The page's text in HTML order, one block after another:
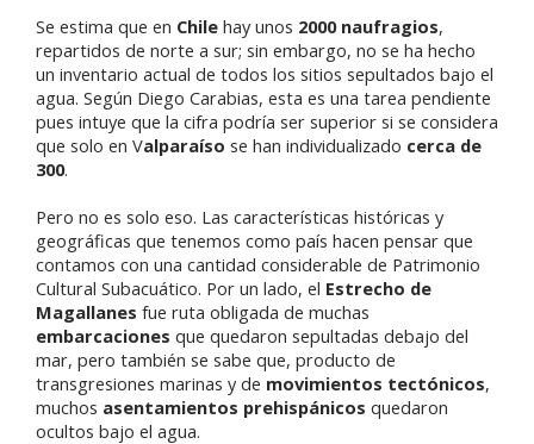
Se estima que en Chile hay unos 2000 naufragios,
repartidos de norte a sur; sin embargo, no se ha hecho
un inventario actual de todos los sitios sepultados bajo el
agua. Según Diego Carabias, esta es una tarea pendiente
pues intuye que la cifra podría ser superior si se considera
que solo en Valparaíso se han individualizado cerca de
300.
Pero no es solo eso. Las características históricas y
geográficas que tenemos como país hacen pensar que
contamos con una cantidad considerable de Patrimonio
Cultural Subacuático. Por un lado, el Estrecho de
Magallanes fue ruta obligada de muchas
embarcaciones que quedaron sepultadas debajo del
mar, pero también se sabe que, producto de
transgresiones marinas y de movimientos tectónicos,
muchos asentamientos prehispánicos quedaron
ocultos bajo el agua.